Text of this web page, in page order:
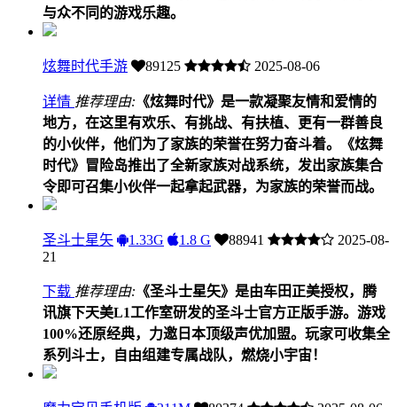
与众不同的游戏乐趣。
炫舞时代手游 89125 2025-08-06
详情 推荐理由: 《炫舞时代》是一款凝聚友情和爱情的
地方，在这里有欢乐、有挑战、有扶植、更有一群善良
的小伙伴，他们为了家族的荣誉在努力奋斗着。《炫舞
时代》冒险岛推出了全新家族对战系统，发出家族集合
令即可召集小伙伴一起拿起武器，为家族的荣誉而战。
圣斗士星矢 1.33G 1.8 G 88941
2025-08-
21
下载 推荐理由: 《圣斗士星矢》是由车田正美授权，腾
讯旗下天美L1工作室研发的圣斗士官方正版手游。游戏
100%还原经典，力邀日本顶级声优加盟。玩家可收集全
系列斗士，自由组建专属战队，燃烧小宇宙！